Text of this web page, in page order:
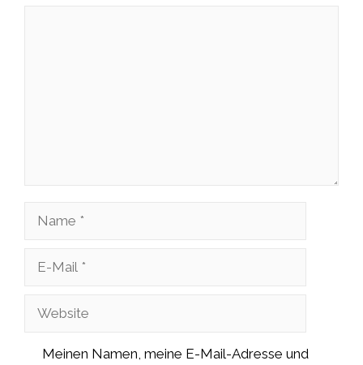
Name
Website
Meinen Namen, meine E-Mail-Adresse und